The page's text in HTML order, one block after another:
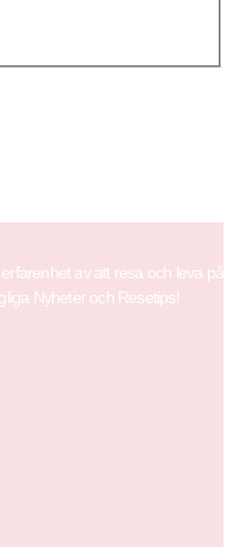
av att resa och leva på
Nyheter och Resetips!